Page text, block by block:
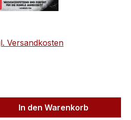
Versandkosten
Gib den
In den Warenkorb